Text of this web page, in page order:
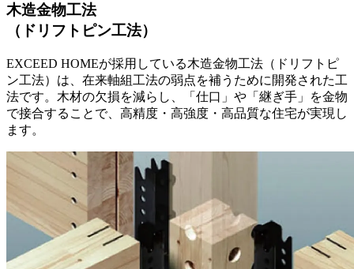
木造金物工法
（ドリフトピン工法）
EXCEED HOMEが採用している木造金物工法（ドリフトピ
ン工法）は、在来軸組工法の弱点を補うために開発された工
法です。木材の欠損を減らし、「仕口」や「継ぎ手」を金物
で接合することで、 高精度・高強度・高品質な住宅が実現し
ます。